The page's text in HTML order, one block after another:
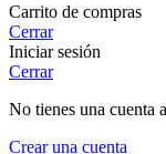
Carrito de compras
Cerrar
Iniciar sesión
Cerrar
No tienes una cuenta
Crear una cuenta